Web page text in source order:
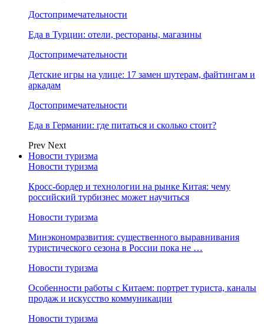
Достопримечательности
Еда в Турции: отели, рестораны, магазины
Достопримечательности
Детские игры на улице: 17 замен шутерам, файтингам и
аркадам
Достопримечательности
Еда в Германии: где питаться и сколько стоит?
Prev Next
Новости туризма
Новости туризма
Кросс-бордер и технологии на рынке Китая: чему
российский турбизнес может научиться
Новости туризма
Минэкономразвития: существенного выравнивания
туристического сезона в России пока не …
Новости туризма
Особенности работы с Китаем: портрет туриста, каналы
продаж и искусство коммуникации
Новости туризма